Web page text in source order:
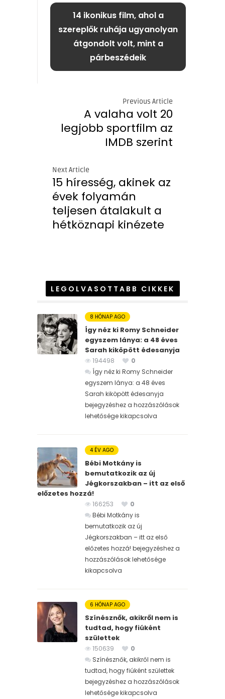
14 ikonikus film, ahol a
szereplők ruhája ugyanolyan
átgondolt volt, mint a
párbeszédeik
Previous Article
A valaha volt 20
legjobb sportfilm az
IMDB szerint
Next Article
15 híresség, akinek az
évek folyamán
teljesen átalakult a
hétköznapi kinézete
LEGOLVASOTTABB CIKKEK
8 HÓNAP AGO
Így néz ki Romy Schneider
egyszem lánya: a 48 éves
Sarah kiköpött édesanyja
194498
0
Így néz ki Romy Schneider
egyszem lánya: a 48 éves
Sarah kiköpött édesanyja
bejegyzéshez a hozzászólások
lehetősége kikapcsolva
4 ÉV AGO
Bébi Motkány is
bemutatkozik az új
Jégkorszakban – itt az első
előzetes hozzá!
166253
0
Bébi Motkány is
bemutatkozik az új
Jégkorszakban – itt az első
előzetes hozzá! bejegyzéshez a
hozzászólások lehetősége
kikapcsolva
6 HÓNAP AGO
Színésznők, akikről nem is
tudtad, hogy fiúként
születtek
150639
0
Színésznők, akikről nem is
tudtad, hogy fiúként születtek
bejegyzéshez a hozzászólások
lehetősége kikapcsolva